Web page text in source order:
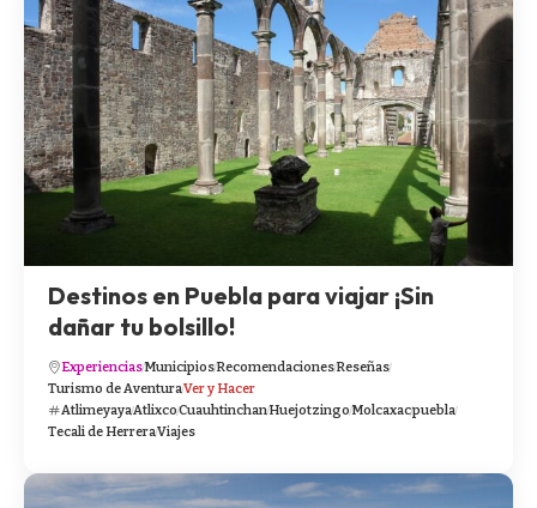
Destinos en Puebla para viajar ¡Sin
dañar tu bolsillo!
ExperienciasMunicipiosRecomendacionesReseñas
Turismo de AventuraVer y Hacer
AtlimeyayaAtlixcoCuauhtinchanHuejotzingoMolcaxacpuebla
Tecali de HerreraViajes